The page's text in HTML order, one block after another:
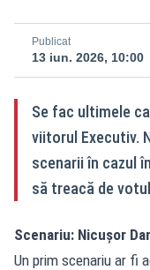
Publicat
13 iun. 2026, 10:00
Se fac ultimele
viitorul Executiv.
scenarii în cazul
să treacă de
Scenariu: Nicușor
Un prim scenariu ar fi